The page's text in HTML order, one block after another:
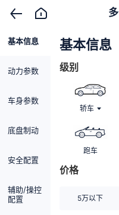
基本信息
动力参数
车身参数
底盘制动
安全配置
辅助/操控
配置
基本信息
级别
轿车
跑车
价格
5万以下